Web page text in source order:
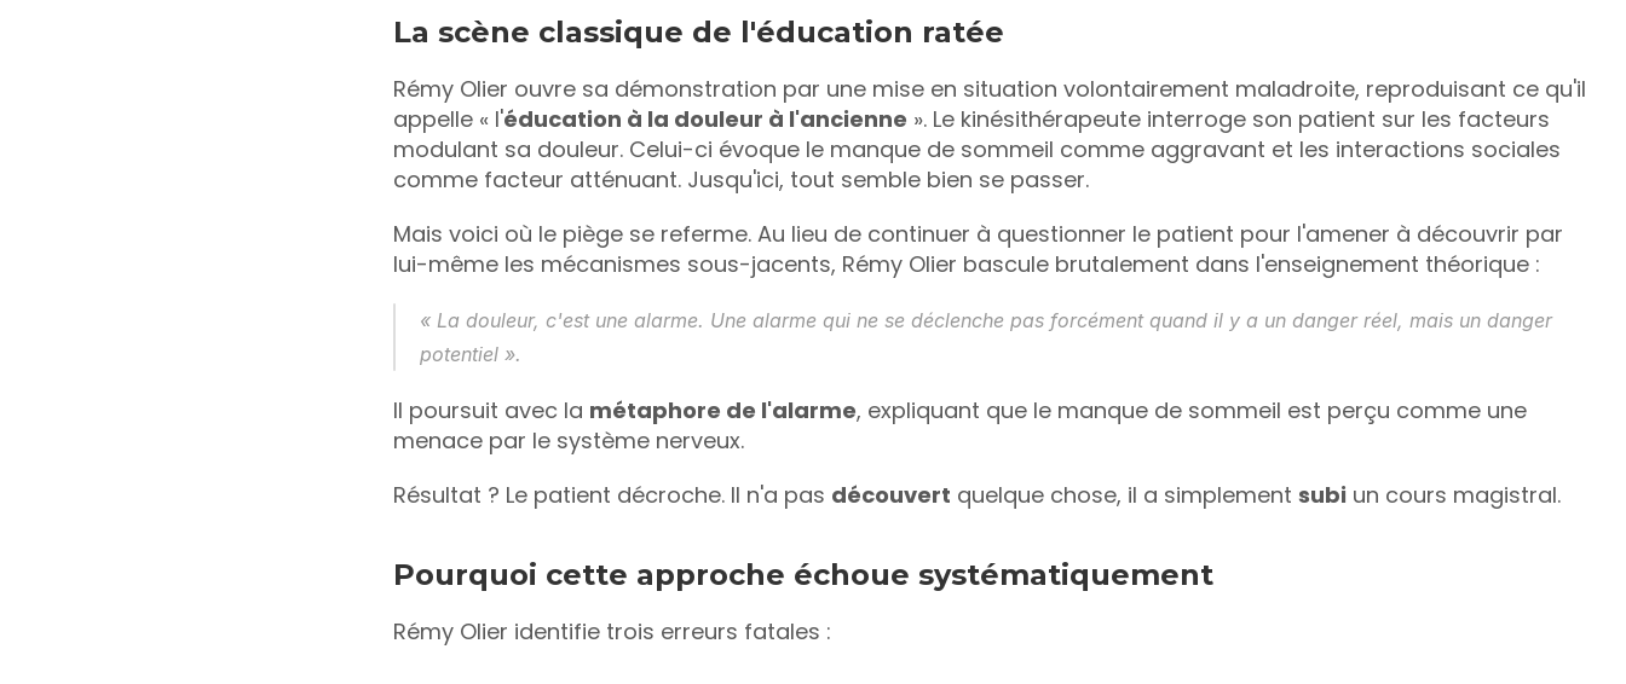
La scène classique de l'éducation ratée
Rémy Olier ouvre sa démonstration par une mise en situation volontairement maladroite, reproduisant ce qu'il
appelle « l'éducation à la douleur à l'ancienne ». Le kinésithérapeute interroge son patient sur les facteurs
modulant sa douleur. Celui-ci évoque le manque de sommeil comme aggravant et les interactions sociales
comme facteur atténuant. Jusqu'ici, tout semble bien se passer.
Mais voici où le piège se referme. Au lieu de continuer à questionner le patient pour l'amener à découvrir par
lui-même les mécanismes sous-jacents, Rémy Olier bascule brutalement dans l'enseignement théorique :
« La douleur, c'est une alarme. Une alarme qui ne se déclenche pas forcément quand il y a un danger réel, mais un danger
potentiel ».
Il poursuit avec la métaphore de l'alarme, expliquant que le manque de sommeil est perçu comme une
menace par le système nerveux.
Résultat ? Le patient décroche. Il n'a pas découvert quelque chose, il a simplement subi un cours magistral.
Pourquoi cette approche échoue systématiquement
Rémy Olier identifie trois erreurs fatales :